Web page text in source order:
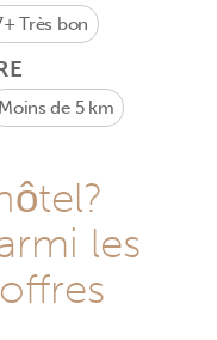
Très bon
Moins de 5 km
les